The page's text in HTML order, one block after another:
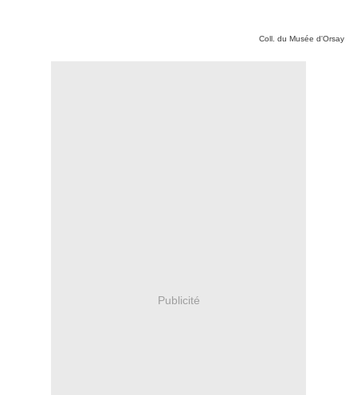
Coll. du Musée d'Orsay
Publicité